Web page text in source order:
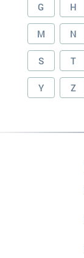
G H
M N
S T
Y Z